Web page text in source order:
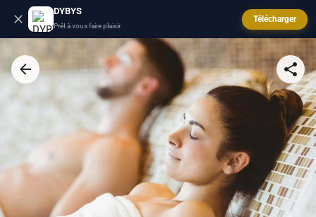
DYBYS
Prêt à vous faire plaisir.
Télécharger